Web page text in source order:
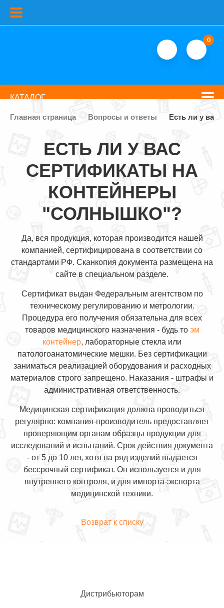
0
КАТАЛОГ
Главная страница Вопросы и ответы Есть ли у вас
ЕСТЬ ЛИ У ВАС
СЕРТИФИКАТЫ НА
КОНТЕЙНЕРЫ
"СОЛНЫШКО"?
Да, вся продукция, которая производится нашей
компанией, сертифицирована в соответствии со
стандартами РФ. Сканкопия документа размещена на
сайте в специальном разделе.
Сертификат выдан Федеральным агентством по
техническому регулированию и метрологии.
Процедура его получения обязательна для всех
товаров медицинского назначения - будь то эм
контейнер, лабораторные стекла или
патологоанатомические мешки. Без сертификации
заниматься реализацией оборудования и расходных
материалов строго запрещено. Наказания - штрафы и
административная ответственность.
Медицинская сертификация должна проводиться
регулярно: компания-производитель предоставляет
проверяющим органам образцы продукции для
исследований и испытаний. Срок действия документа
- от 5 до 10 лет, хотя на ряд изделий выдается
бессрочный сертификат. Он используется и для
внутреннего контроля, и для импорта-экспорта
медицинской техники.
Возврат к списку
Дистрибьюторам